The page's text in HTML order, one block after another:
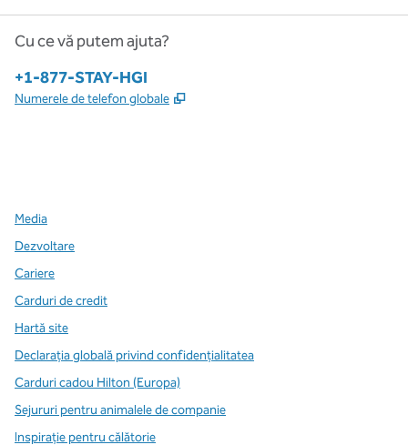
Cu ce vă putem ajuta?
Telefon:
+1-877-STAY-HGI
Numerele de telefon globale ,
Media
Dezvoltare
Cariere
Carduri de credit
Hartă site
Declarația globală privind confidenţialitatea
Carduri cadou Hilton (Europa)
Sejururi pentru animalele de companie
Inspirație pentru călătorie